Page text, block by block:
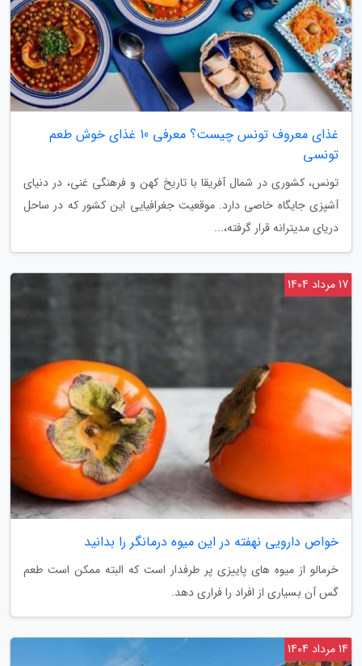
غذای معروف تونس چیست؟ معرفی 10 غذای خوش طعم
تونسی
تونس، کشوری در شمال آفریقا با تاریخ کهن و فرهنگی غنی، در دنیای
آشپزی جایگاه خاصی دارد. موقعیت جغرافیایی این کشور که در ساحل
دریای مدیترانه قرار گرفته،...
خواص دارویی نهفته در این میوه درمانگر را بدانید
خرمالو از میوه های پاییزی پر طرفدار است که البته ممکن است طعم
گس آن بسیاری از افراد را فراری دهد.
17 مرداد 1404
14 مرداد 1404